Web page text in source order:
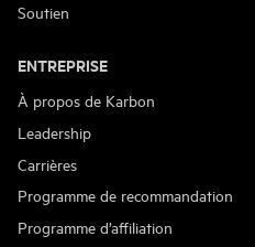
Soutien
ENTREPRISE
À propos de Karbon
Leadership
Carrières
Programme de recommandation
Programme d’affiliation